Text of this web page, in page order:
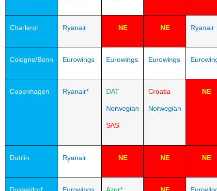
Charleroi Ryanair NE NE Ryanair
Cologne/Bonn Eurowings Eurowings Eurowings
Copenhagen Ryanair* DAT
Norwegian
SAS
Croatia
Norwegian
NE
Dublin Ryanair NE NE NE
Dusseldorf Eurowings Azur* NE